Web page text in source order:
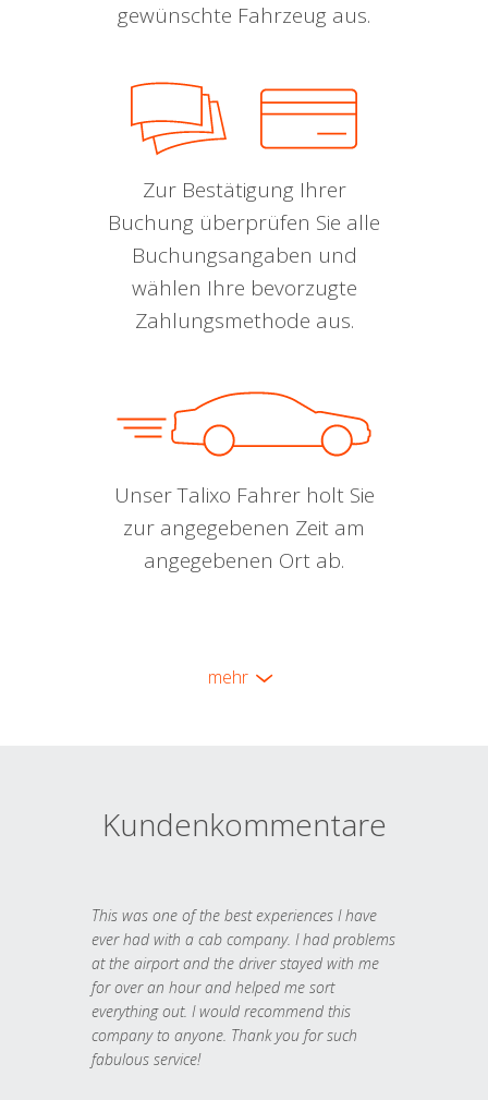
gewünschte Fahrzeug aus.
Zur Bestätigung Ihrer
Buchung überprüfen Sie alle
Buchungsangaben und
wählen Ihre bevorzugte
Zahlungsmethode aus.
Unser Talixo Fahrer holt Sie
zur angegebenen Zeit am
angegebenen Ort ab.
mehr
Kundenkommentare
This was one of the best experiences I have
ever had with a cab company. I had problems
at the airport and the driver stayed with me
for over an hour and helped me sort
everything out. I would recommend this
company to anyone. Thank you for such
fabulous service!